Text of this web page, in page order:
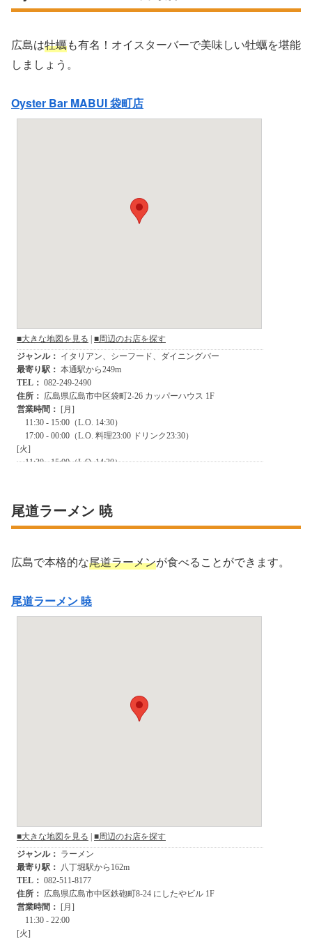
広島は牡蠣も有名！オイスターバーで美味しい牡蠣を堪能
しましょう。
Oyster Bar MABUI 袋町店
尾道ラーメン 暁
広島で本格的な尾道ラーメンが食べることができます。
尾道ラーメン 暁